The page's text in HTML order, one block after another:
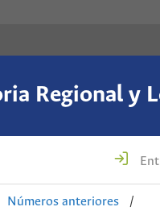
Regional y
Números anteriores
/